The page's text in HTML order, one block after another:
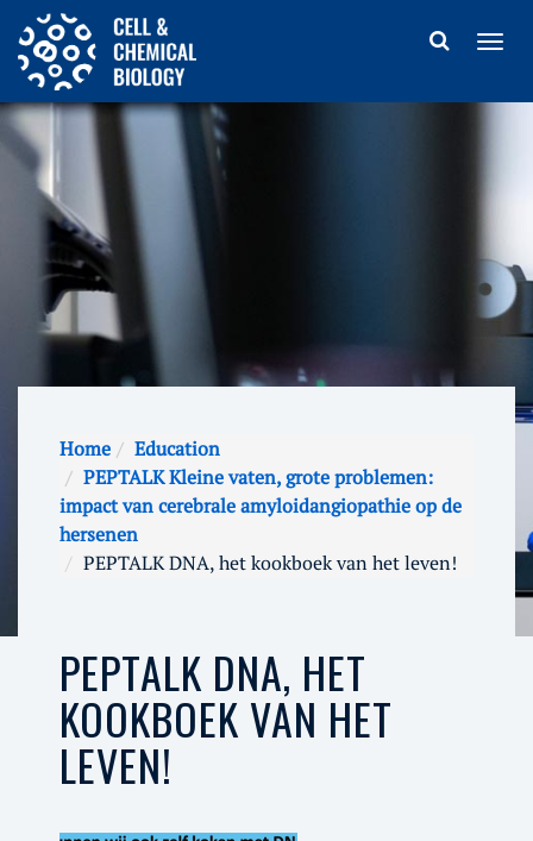
Home
Education
PEPTALK Kleine vaten, grote problemen:
impact van cerebrale amyloidangiopathie op de
hersenen
PEPTALK DNA, het kookboek van het leven!
PEPTALK DNA, HET
KOOKBOEK VAN HET
LEVEN!